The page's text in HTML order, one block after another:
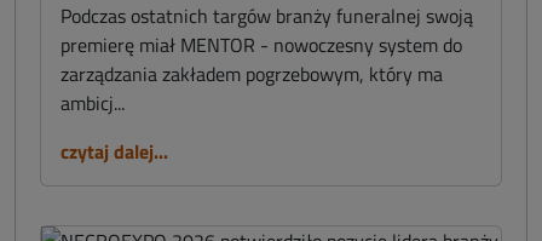
Podczas ostatnich targów branży funeralnej swoją
premierę miał MENTOR - nowoczesny system do
zarządzania zakładem pogrzebowym, który ma
ambicj...
czytaj dalej...